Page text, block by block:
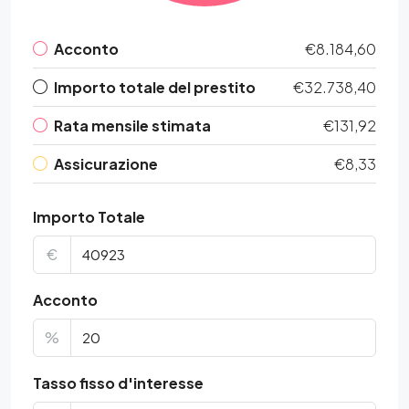
Acconto
€8.184,60
Importo totale del prestito
€32.738,40
Rata mensile stimata
€131,92
Assicurazione
€8,33
Importo Totale
€
Acconto
%
Tasso fisso d'interesse